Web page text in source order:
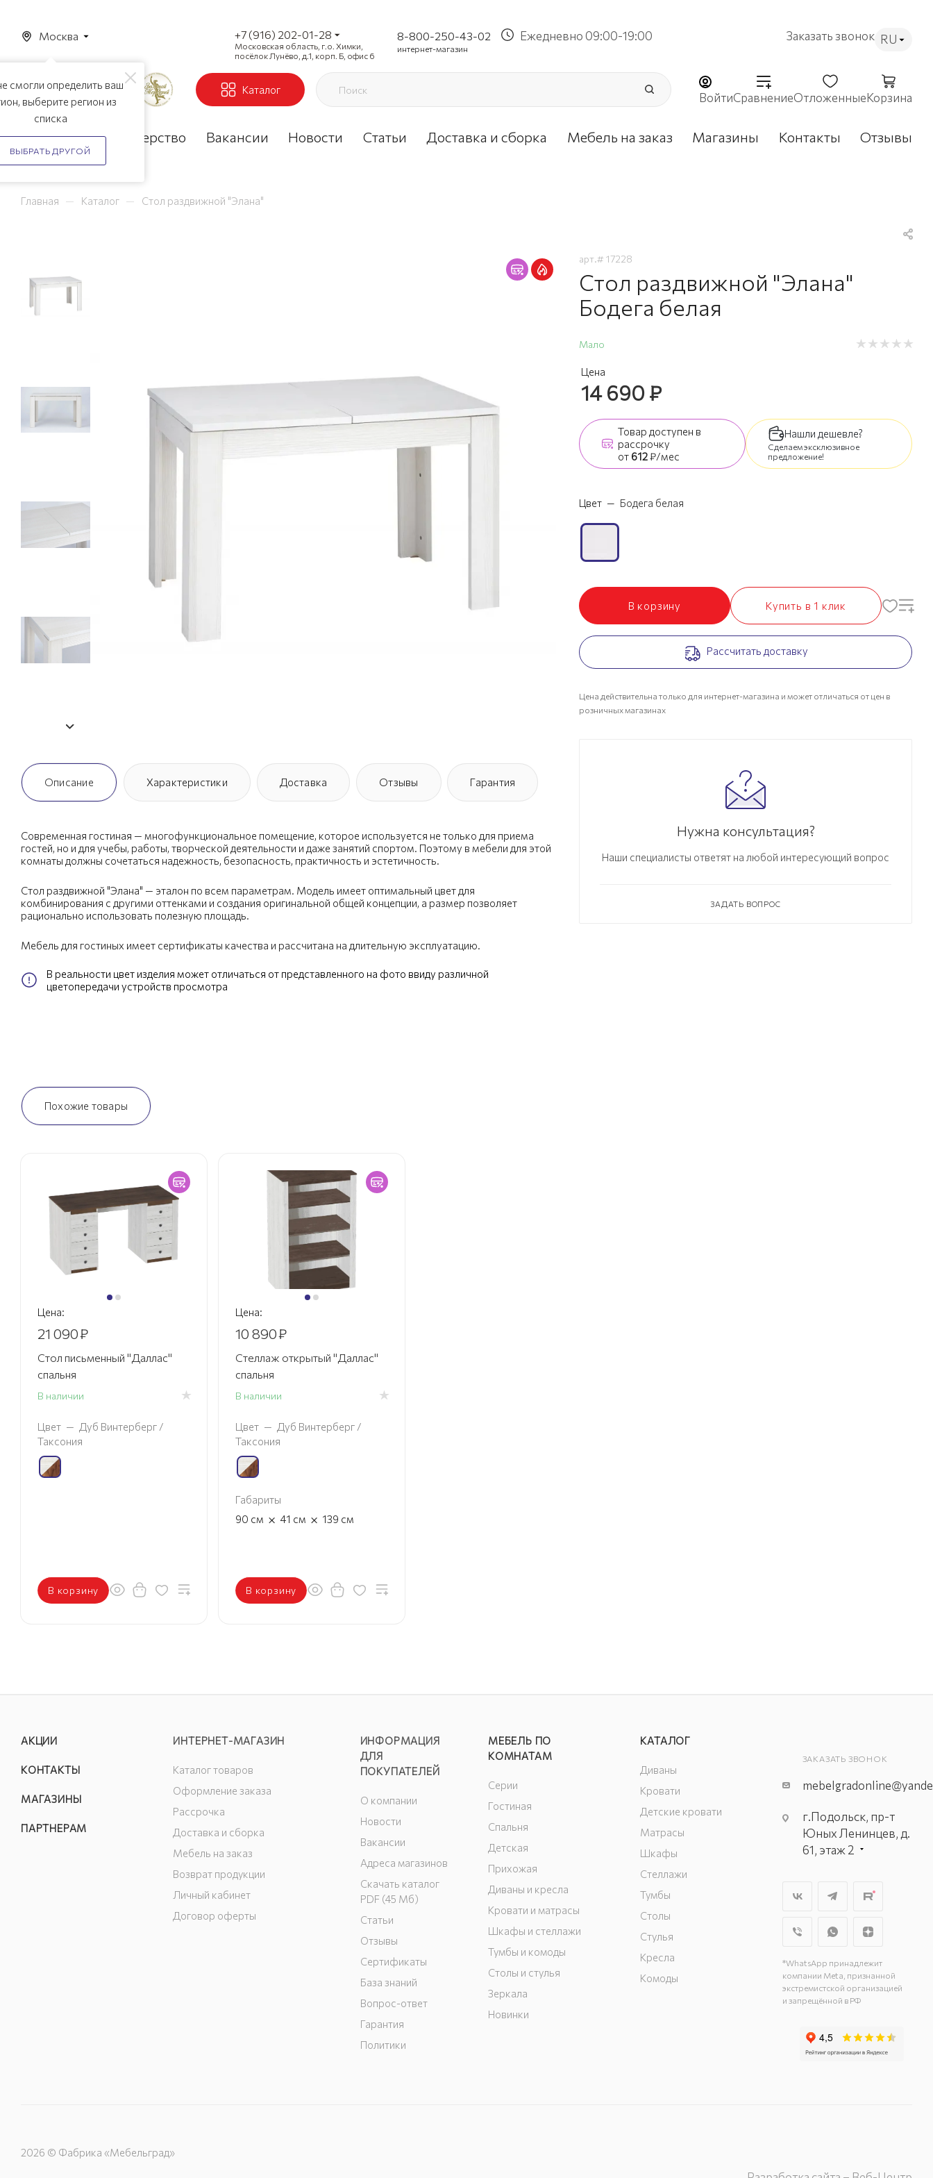
Москва
смогли определить ваш
выберите регион из
списка
ВЫБРАТЬ ДРУГОЙ
+7 (916) 202-01-28
Московская область, г.о. Химки,
посёлок Лунёво, д.1, корп. Б, офис 6
8-800-250-43-02
интернет-магазин
Ежедневно 09:00-19:00 Заказать звонок RU
Каталог
ВойтиСравнениеОтложенныеКорзина
Акции Партнерство Вакансии Новости Статьи Доставка и сборка Мебель на заказ Магазины Контакты Отзывы
Главная — Каталог — Стол раздвижной "Элана"
Описание Характеристики Доставка Отзывы Гарантия
Современная гостиная — многофункциональное помещение, которое используется не только для приема
гостей, но и для учебы, работы, творческой деятельности и даже занятий спортом. Поэтому в мебели для этой
комнаты должны сочетаться надежность, безопасность, практичность и эстетичность.
Стол раздвижной "Элана" — эталон по всем параметрам. Модель имеет оптимальный цвет для
комбинирования с другими оттенками и создания оригинальной общей концепции, а размер позволяет
рационально использовать полезную площадь.
Мебель для гостиных имеет сертификаты качества и рассчитана на длительную эксплуатацию.
В реальности цвет изделия может отличаться от представленного на фото ввиду различной
цветопередачи устройств просмотра
арт.# 17228
Стол раздвижной "Элана"
Бодега белая
Мало
Цена
14 690₽
Товар доступен в
рассрочку
от 612₽/мес
Нашли дешевле?
Сделаем эксклюзивное
предложение!
Цвет — Бодега белая
В корзину Купить в 1 клик
Рассчитать доставку
Цена действительна только для интернет-магазина и может отличаться от цен в
розничных магазинах
Нужна консультация?
Наши специалисты ответят на любой интересующий вопрос
ЗАДАТЬ ВОПРОС
Похожие товары
Цена:
21 090₽
Стол письменный "Даллас"
спальня
В наличии
Цвет — Дуб Винтерберг /
Таксония
В корзину
Цена:
10 890₽
Стеллаж открытый "Даллас"
спальня
В наличии
Цвет — Дуб Винтерберг /
Таксония
Габариты
90 см × 41 см × 139 см
В корзину
АКЦИИ
КОНТАКТЫ
МАГАЗИНЫ
ПАРТНЕРАМ
ИНТЕРНЕТ-МАГАЗИН
Каталог товаров
Оформление заказа
Рассрочка
Доставка и сборка
Мебель на заказ
Возврат продукции
Личный кабинет
Договор оферты
ИНФОРМАЦИЯ
ДЛЯ
ПОКУПАТЕЛЕЙ
О компании
Новости
Вакансии
Адреса магазинов
Скачать каталог
PDF (45 Мб)
Статьи
Отзывы
Сертификаты
База знаний
Вопрос-ответ
Гарантия
Политики
МЕБЕЛЬ ПО
КОМНАТАМ
Серии
Гостиная
Спальня
Детская
Прихожая
Диваны и кресла
Кровати и матрасы
Шкафы и стеллажи
Тумбы и комоды
Столы и стулья
Зеркала
Новинки
КАТАЛОГ
Диваны
Кровати
Детские кровати
Матрасы
Шкафы
Стеллажи
Тумбы
Столы
Стулья
Кресла
Комоды
ЗАКАЗАТЬ ЗВОНОК
г.Подольск, пр-т
Юных Ленинцев, д.
61, этаж 2
29, стр.1, 2 этаж,
г. Подольск, ул.
г. Подольск, ул.
Загородная, д. 1
*WhatsApp принадлежит
компании Meta, признанной
экстремистской организацией
и запрещённой в РФ
2026 © Фабрика «Мебельград»